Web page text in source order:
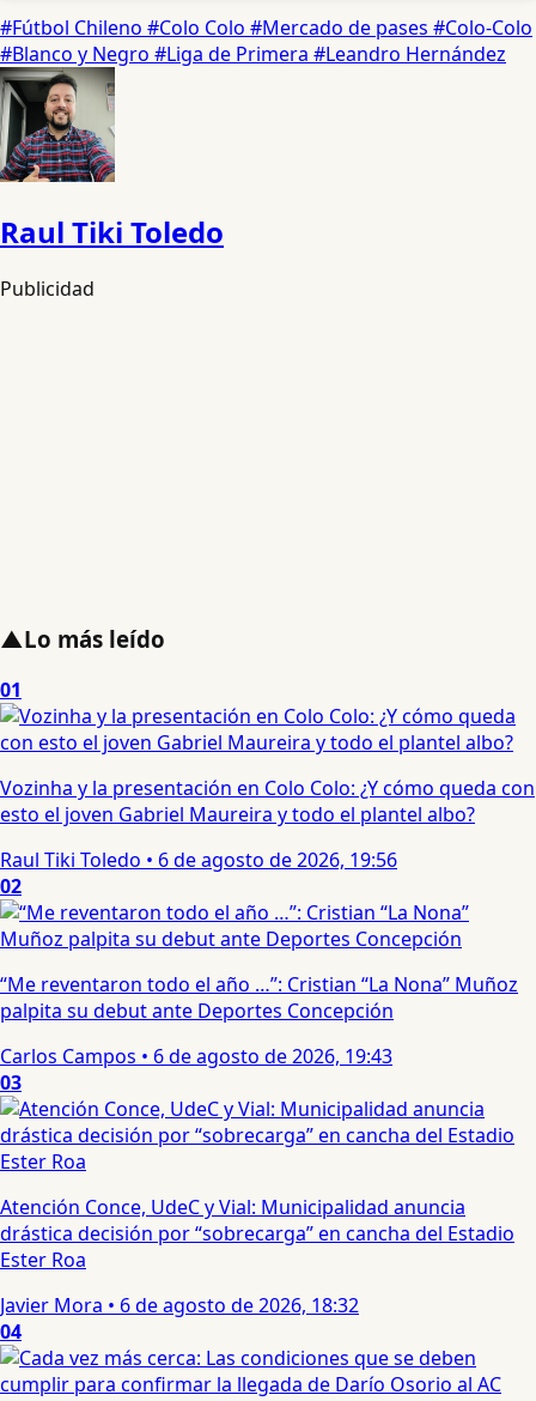
#Fútbol Chileno #Colo Colo #Mercado de pases #Colo-Colo
#Blanco y Negro #Liga de Primera #Leandro Hernández
Raul Tiki Toledo
Publicidad
▲Lo más leído
01
Vozinha y la presentación en Colo Colo: ¿Y cómo queda con
esto el joven Gabriel Maureira y todo el plantel albo?
Raul Tiki Toledo • 6 de agosto de 2026, 19:56
02
“Me reventaron todo el año …”: Cristian “La Nona” Muñoz
palpita su debut ante Deportes Concepción
Carlos Campos • 6 de agosto de 2026, 19:43
03
Atención Conce, UdeC y Vial: Municipalidad anuncia
drástica decisión por “sobrecarga” en cancha del Estadio
Ester Roa
Javier Mora • 6 de agosto de 2026, 18:32
04